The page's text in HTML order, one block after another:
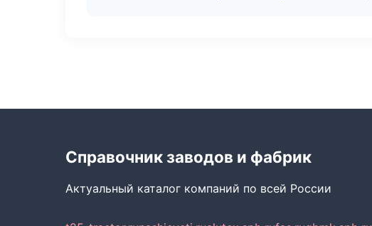
Справочник заводов и фабрик
Актуальный каталог компаний по всей России